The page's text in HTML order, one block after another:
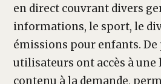
en direct couvrant divers
informations, le sport, le
émissions pour enfants. De
utilisateurs ont accès à une
contenu à la demande,